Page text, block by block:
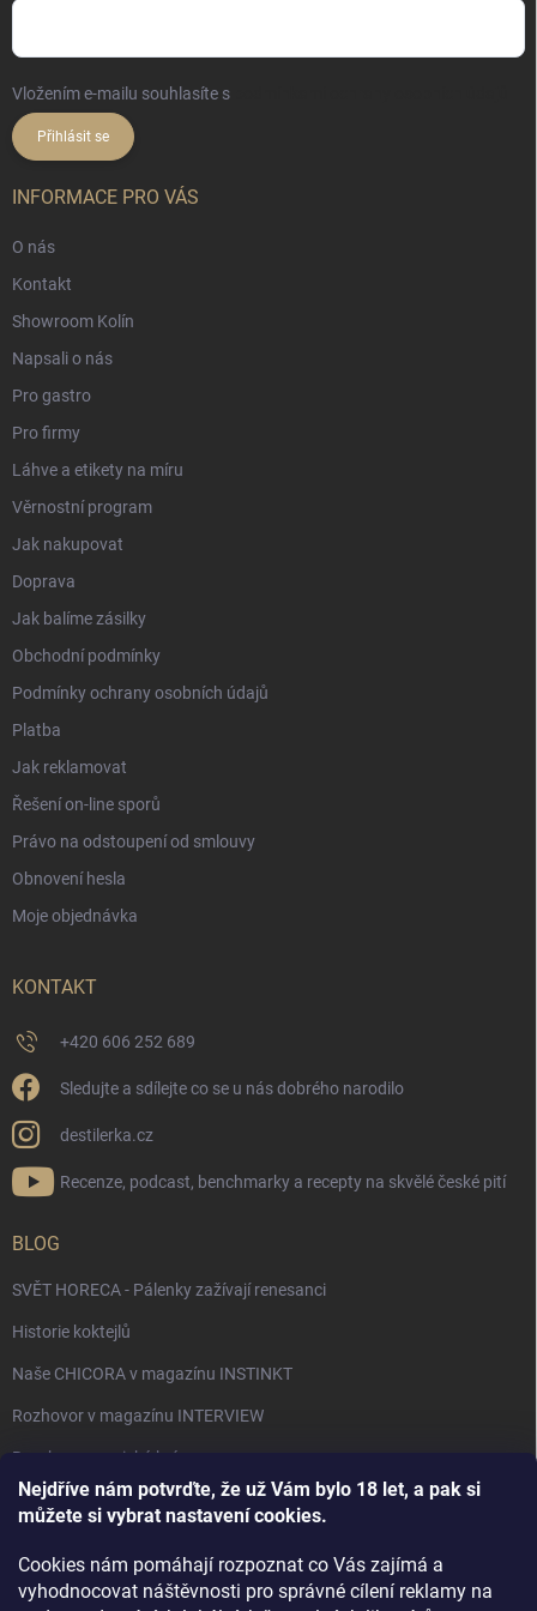
Nejdříve nám potvrďte, že už Vám bylo 18 let, a pak si
můžete si vybrat nastavení cookies.
Cookies nám pomáhají rozpoznat co Vás zajímá a
vyhodnocovat náštěvnosti pro správné cílení reklamy na
Vložením e-mailu souhlasíte s
Přihlásit se
INFORMACE PRO VÁS
O nás
Kontakt
Showroom Kolín
Napsali o nás
Pro gastro
Pro firmy
Láhve a etikety na míru
Věrnostní program
Jak nakupovat
Doprava
Jak balíme zásilky
Obchodní podmínky
Podmínky ochrany osobních údajů
Platba
Jak reklamovat
Řešení on-line sporů
Právo na odstoupení od smlouvy
Obnovení hesla
Moje objednávka
KONTAKT
+420 606 252 689
Sledujte a sdílejte co se u nás dobrého narodilo
destilerka.cz
Recenze, podcast, benchmarky a recepty na skvělé české pití
BLOG
SVĚT HORECA - Pálenky zažívají renesanci
Historie koktejlů
Naše CHICORA v magazínu INSTINKT
Rozhovor v magazínu INTERVIEW
Bourbon, americká krása.
Napsali v TÝDNU o naší práci
Rozhovor s DESTILERKA.CZ v magazínu DRINKING-CAT